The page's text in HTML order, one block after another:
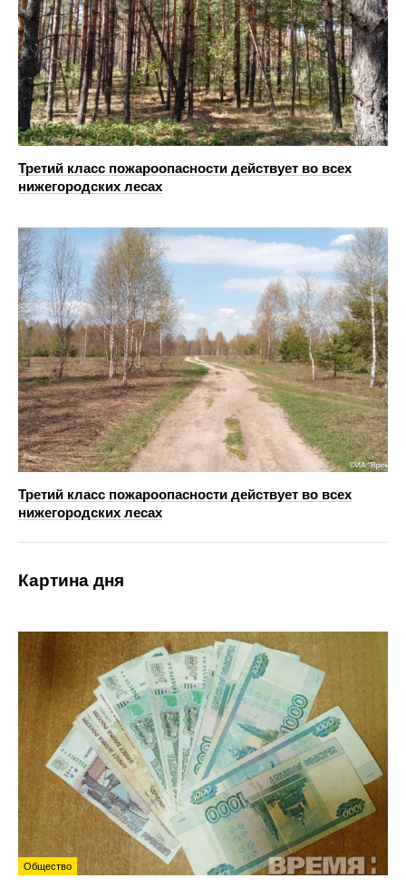
Третий класс пожароопасности действует во всех
нижегородских лесах
Третий класс пожароопасности действует во всех
нижегородских лесах
Картина дня
Общество